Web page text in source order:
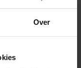
Over